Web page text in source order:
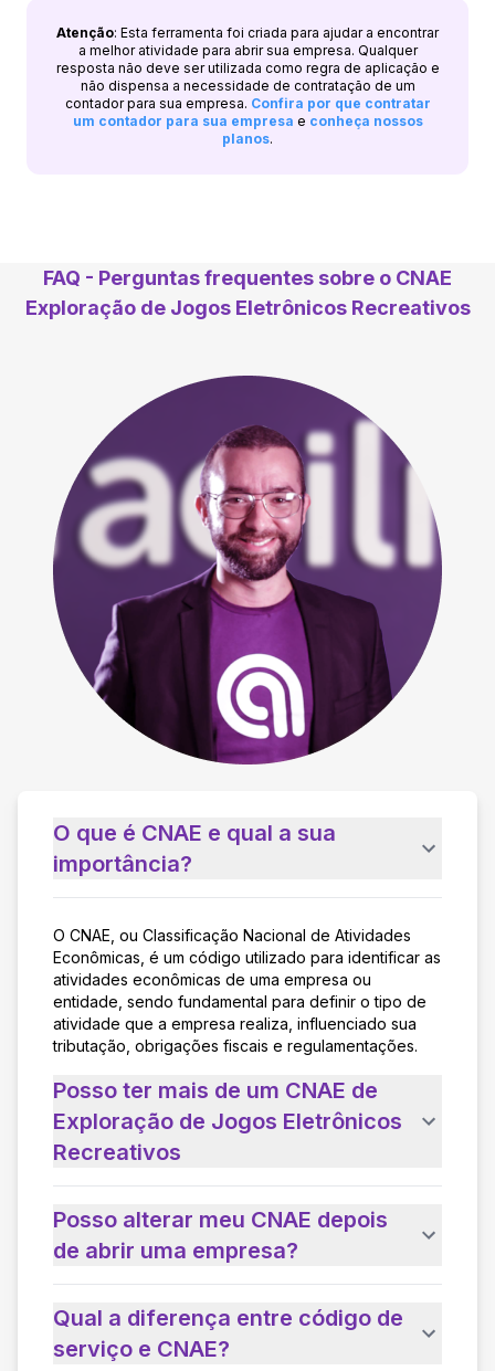
Atenção: Esta ferramenta foi criada para ajudar a encontrar
a melhor atividade para abrir sua empresa. Qualquer
resposta não deve ser utilizada como regra de aplicação e
não dispensa a necessidade de contratação de um
contador para sua empresa. Confira por que contratar
um contador para sua empresa e conheça nossos
planos.
FAQ - Perguntas frequentes sobre o CNAE
Exploração de Jogos Eletrônicos Recreativos
O que é CNAE e qual a sua
importância?
O CNAE, ou Classificação Nacional de Atividades
Econômicas, é um código utilizado para identificar as
atividades econômicas de uma empresa ou
entidade, sendo fundamental para definir o tipo de
atividade que a empresa realiza, influenciado sua
tributação, obrigações fiscais e regulamentações.
Posso ter mais de um CNAE de
Exploração de Jogos Eletrônicos
Recreativos
Posso alterar meu CNAE depois
de abrir uma empresa?
Qual a diferença entre código de
serviço e CNAE?